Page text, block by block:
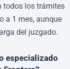
todos los trámites
a 1 mes, aunque
del juzgado.
especializado